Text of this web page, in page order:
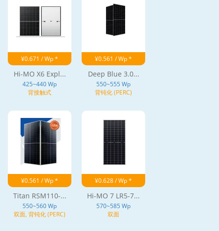
¥0.671 / Wp *
Hi-MO X6 Expl...
425~440 Wp
背接触式
¥0.561 / Wp *
Deep Blue 3.0...
550~555 Wp
背钝化 (PERC)
¥0.561 / Wp *
Titan RSM110-...
550~560 Wp
双面, 背钝化 (PERC)
¥0.628 / Wp *
Hi-MO 7 LR5-7...
570~585 Wp
双面